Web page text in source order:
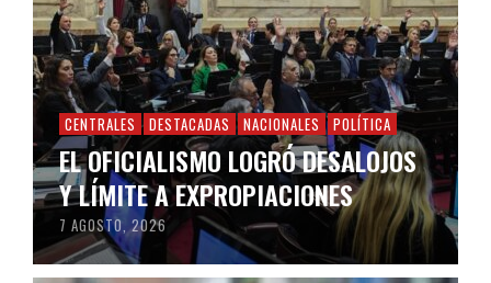
CENTRALES DESTACADAS NACIONALES POLÍTICA
EL OFICIALISMO LOGRÓ DESALOJOS
Y LÍMITE A EXPROPIACIONES
7 AGOSTO, 2026